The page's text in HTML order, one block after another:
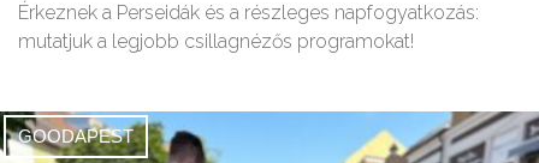
Érkeznek a Perseidák és a részleges napfogyatkozás:
mutatjuk a legjobb csillagnézős programokat!
GOODAPEST